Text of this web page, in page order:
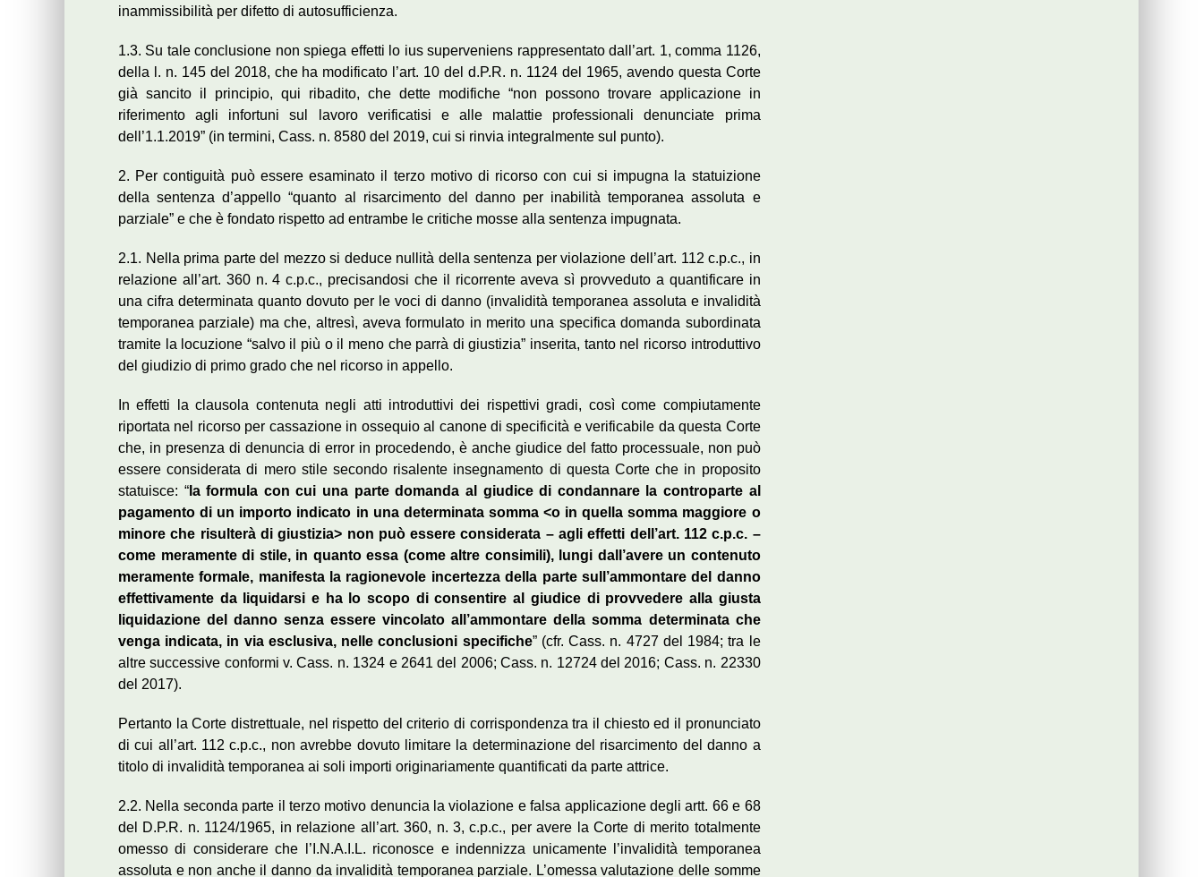
inammissibilità per difetto di autosufficienza.
1.3. Su tale conclusione non spiega effetti lo ius superveniens rappresentato dall’art. 1, comma 1126,
della l. n. 145 del 2018, che ha modificato l’art. 10 del d.P.R. n. 1124 del 1965, avendo questa Corte
già sancito il principio, qui ribadito, che dette modifiche “non possono trovare applicazione in
riferimento agli infortuni sul lavoro verificatisi e alle malattie professionali denunciate prima
dell’1.1.2019” (in termini, Cass. n. 8580 del 2019, cui si rinvia integralmente sul punto).
2. Per contiguità può essere esaminato il terzo motivo di ricorso con cui si impugna la statuizione
della sentenza d’appello “quanto al risarcimento del danno per inabilità temporanea assoluta e
parziale” e che è fondato rispetto ad entrambe le critiche mosse alla sentenza impugnata.
2.1. Nella prima parte del mezzo si deduce nullità della sentenza per violazione dell’art. 112 c.p.c., in
relazione all’art. 360 n. 4 c.p.c., precisandosi che il ricorrente aveva sì provveduto a quantificare in
una cifra determinata quanto dovuto per le voci di danno (invalidità temporanea assoluta e invalidità
temporanea parziale) ma che, altresì, aveva formulato in merito una specifica domanda subordinata
tramite la locuzione “salvo il più o il meno che parrà di giustizia” inserita, tanto nel ricorso introduttivo
del giudizio di primo grado che nel ricorso in appello.
In effetti la clausola contenuta negli atti introduttivi dei rispettivi gradi, così come compiutamente
riportata nel ricorso per cassazione in ossequio al canone di specificità e verificabile da questa Corte
che, in presenza di denuncia di error in procedendo, è anche giudice del fatto processuale, non può
essere considerata di mero stile secondo risalente insegnamento di questa Corte che in proposito
statuisce: “la formula con cui una parte domanda al giudice di condannare la controparte al
pagamento di un importo indicato in una determinata somma <o in quella somma maggiore o
minore che risulterà di giustizia> non può essere considerata – agli effetti dell’art. 112 c.p.c. –
come meramente di stile, in quanto essa (come altre consimili), lungi dall’avere un contenuto
meramente formale, manifesta la ragionevole incertezza della parte sull’ammontare del danno
effettivamente da liquidarsi e ha lo scopo di consentire al giudice di provvedere alla giusta
liquidazione del danno senza essere vincolato all’ammontare della somma determinata che
venga indicata, in via esclusiva, nelle conclusioni specifiche” (cfr. Cass. n. 4727 del 1984; tra le
altre successive conformi v. Cass. n. 1324 e 2641 del 2006; Cass. n. 12724 del 2016; Cass. n. 22330
del 2017).
Pertanto la Corte distrettuale, nel rispetto del criterio di corrispondenza tra il chiesto ed il pronunciato
di cui all’art. 112 c.p.c., non avrebbe dovuto limitare la determinazione del risarcimento del danno a
titolo di invalidità temporanea ai soli importi originariamente quantificati da parte attrice.
2.2. Nella seconda parte il terzo motivo denuncia la violazione e falsa applicazione degli artt. 66 e 68
del D.P.R. n. 1124/1965, in relazione all’art. 360, n. 3, c.p.c., per avere la Corte di merito totalmente
omesso di considerare che l’I.N.A.I.L. riconosce e indennizza unicamente l’invalidità temporanea
assoluta e non anche il danno da invalidità temporanea parziale. L’omessa valutazione delle somme